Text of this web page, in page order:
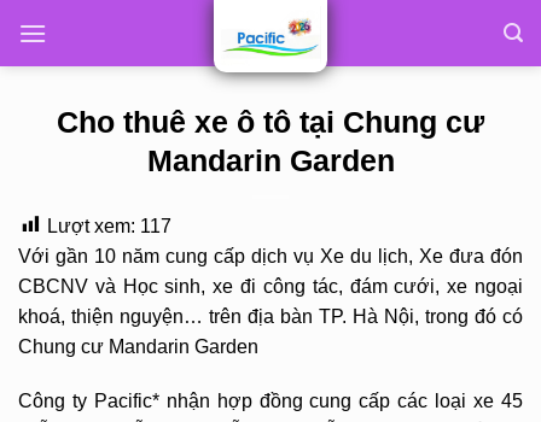
Cho thuê xe ô tô tại Chung cư
Mandarin Garden
Lượt xem: 117
Với gần 10 năm cung cấp dịch vụ Xe du lịch, Xe đưa đón
CBCNV và Học sinh, xe đi công tác, đám cưới, xe ngoại
khoá, thiện nguyện… trên địa bàn TP. Hà Nội, trong đó có
Chung cư Mandarin Garden
Công ty Pacific* nhận hợp đồng cung cấp các loại xe 45